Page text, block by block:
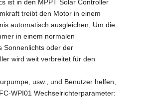
ist in den MPPT Solar Controller
treibt den Motor in einem
automatisch ausgleichen, Um die
in einem normalen
Sonnenlichts oder der
wird weit verbreitet für den
usw., und Benutzer helfen,
WPI01 Wechselrichterparameter: